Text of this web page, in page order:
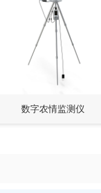
数字农情监测仪